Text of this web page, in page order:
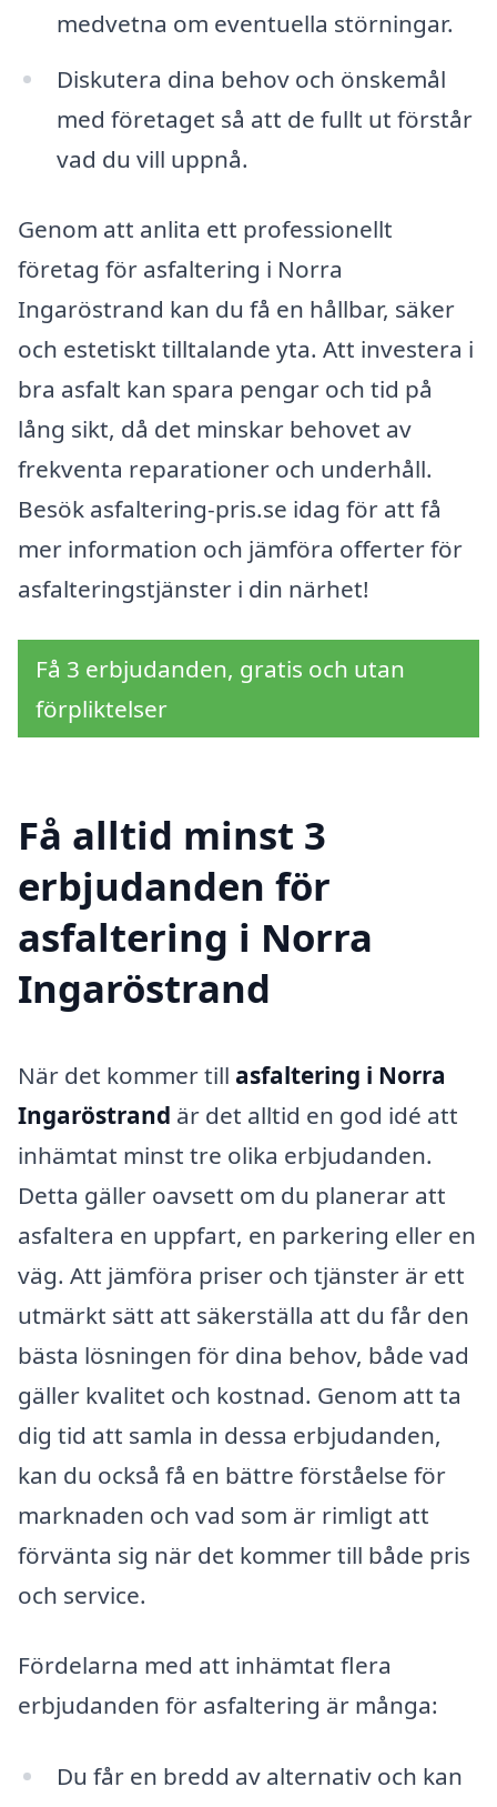
medvetna om eventuella störningar.
Diskutera dina behov och önskemål
med företaget så att de fullt ut förstår
vad du vill uppnå.
Genom att anlita ett professionellt
företag för asfaltering i Norra
Ingaröstrand kan du få en hållbar, säker
och estetiskt tilltalande yta. Att investera i
bra asfalt kan spara pengar och tid på
lång sikt, då det minskar behovet av
frekventa reparationer och underhåll.
Besök asfaltering-pris.se idag för att få
mer information och jämföra offerter för
asfalteringstjänster i din närhet!
Få 3 erbjudanden, gratis och utan
förpliktelser
Få alltid minst 3
erbjudanden för
asfaltering i Norra
Ingaröstrand
När det kommer till asfaltering i Norra
Ingaröstrand är det alltid en god idé att
inhämtat minst tre olika erbjudanden.
Detta gäller oavsett om du planerar att
asfaltera en uppfart, en parkering eller en
väg. Att jämföra priser och tjänster är ett
utmärkt sätt att säkerställa att du får den
bästa lösningen för dina behov, både vad
gäller kvalitet och kostnad. Genom att ta
dig tid att samla in dessa erbjudanden,
kan du också få en bättre förståelse för
marknaden och vad som är rimligt att
förvänta sig när det kommer till både pris
och service.
Fördelarna med att inhämtat flera
erbjudanden för asfaltering är många:
Du får en bredd av alternativ och kan